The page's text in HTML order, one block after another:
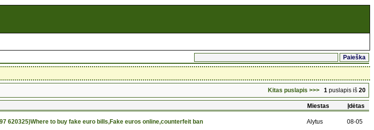
Kitas puslapis >>> 1 puslapis iš 20
Miestas Įdėtas
620325)Where to buy fake euro bills,Fake euros online,counterfeit ban Alytus 08-05